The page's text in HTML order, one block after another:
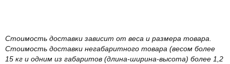
Стоимость доставки зависит от веса и размера товара.
Стоимость доставки негабаритного товара (весом более
15 кг и одним из габаритов (длина-ширина-высота) более 1,2